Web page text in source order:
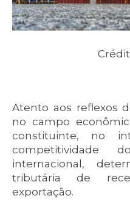
Atento aos reflexos
no campo
constituinte, no
competitividade
internacional,
tributária de
exportação.